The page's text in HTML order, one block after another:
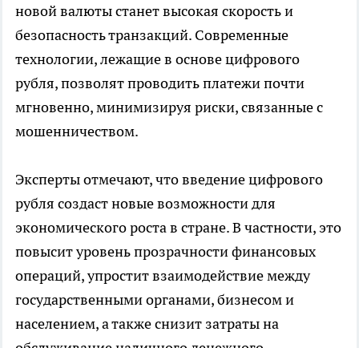
новой валюты станет высокая скорость и
безопасность транзакций. Современные
технологии, лежащие в основе цифрового
рубля, позволят проводить платежи почти
мгновенно, минимизируя риски, связанные с
мошенничеством.
Эксперты отмечают, что введение цифрового
рубля создаст новые возможности для
экономического роста в стране. В частности, это
повысит уровень прозрачности финансовых
операций, упростит взаимодействие между
государственными органами, бизнесом и
населением, а также снизит затраты на